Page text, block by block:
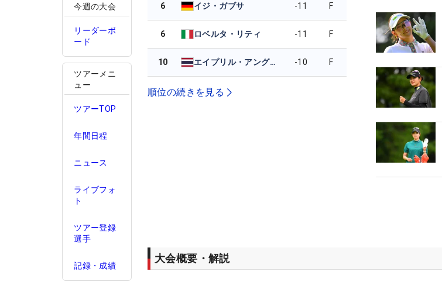
今週の大会
リーダーボ
ード
ツアーメニ
ュー
ツアーTOP
年間日程
ニュース
ライブフォ
ト
ツアー登録
選手
記録・成績
6 イジ・ガブサ -11 F
6 ロベルタ・リティ -11 F
10 エイプリル・アングラサラーネー -10 F
順位の続きを見る
大会概要・解説